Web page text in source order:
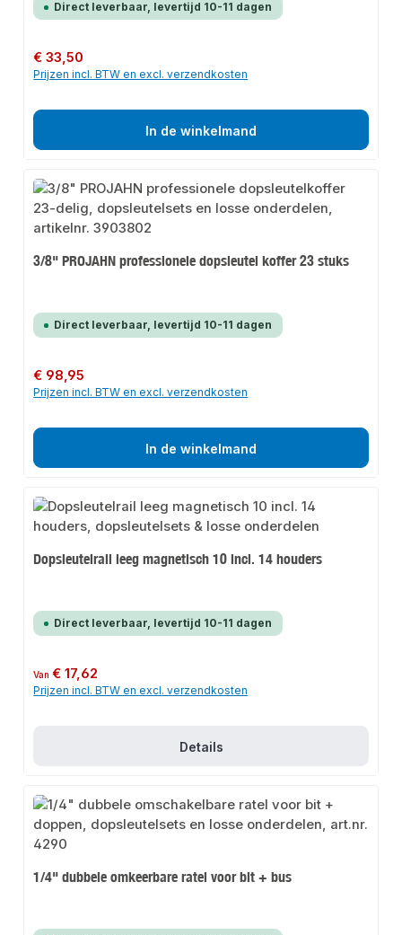
Direct leverbaar, levertijd 10-11 dagen
Normale prijs:
€ 33,50
Prijzen incl. BTW en excl. verzendkosten
In de winkelmand
3/8" PROJAHN professionele dopsleutel koffer 23 stuks
Direct leverbaar, levertijd 10-11 dagen
Normale prijs:
€ 98,95
Prijzen incl. BTW en excl. verzendkosten
In de winkelmand
Dopsleutelrail leeg magnetisch 10 incl. 14 houders
Direct leverbaar, levertijd 10-11 dagen
Normale prijs:
Van€ 17,62
Prijzen incl. BTW en excl. verzendkosten
Details
1/4" dubbele omkeerbare ratel voor bit + bus